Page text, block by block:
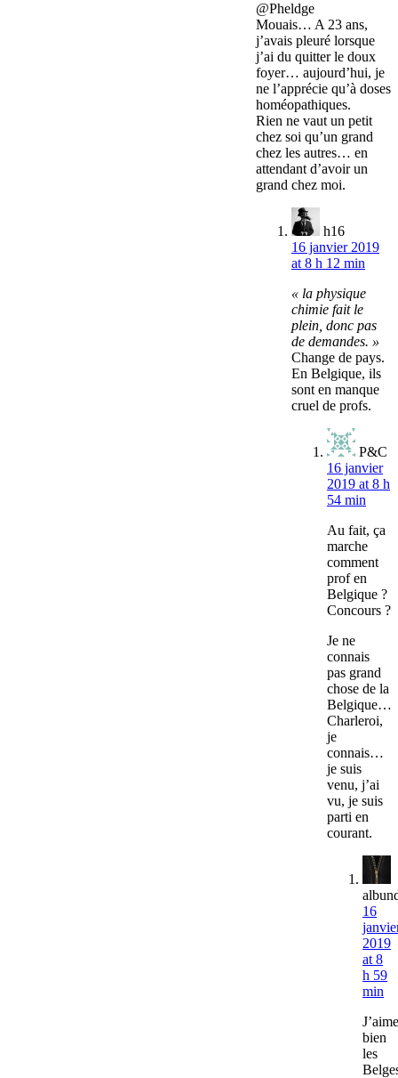
@Pheldge
Mouais… A 23 ans,
j’avais pleuré lorsque
j’ai du quitter le doux
foyer… aujourd’hui, je
ne l’apprécie qu’à doses
homéopathiques.
Rien ne vaut un petit
chez soi qu’un grand
chez les autres… en
attendant d’avoir un
grand chez moi.
h16
16 janvier 2019
at 8 h 12 min
« la physique
chimie fait le
plein, donc pas
de demandes. »
Change de pays.
En Belgique, ils
sont en manque
cruel de profs.
P&C
16 janvier
2019 at 8 h
54 min
Au fait, ça
marche
comment
prof en
Belgique ?
Concours ?
Je ne
connais
pas grand
chose de la
Belgique…
Charleroi,
je
connais…
je suis
venu, j’ai
vu, je suis
parti en
courant.
16
2019
at 8
h 59
min
J’aime
bien
les